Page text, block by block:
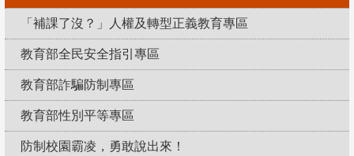
「補課了沒？」人權及轉型正義教育專區
教育部全民安全指引專區
教育部詐騙防制專區
教育部性別平等專區
防制校園霸凌，勇敢說出來！